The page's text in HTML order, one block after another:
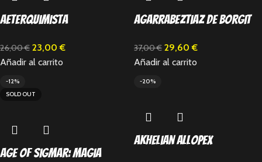
Aeterquimista
26,00€ 23,00€
Añadir al carrito
Agarrabeztiaz de Borgit
37,00€ 29,60€
Añadir al carrito
-12%
SOLD OUT
Age of Sigmar: Magia
-20%
Akhelian Allopex